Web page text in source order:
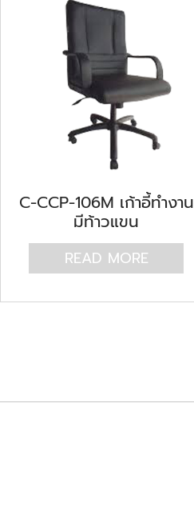
C-CCP-106M เก้าอี้ทำงาน
มีท้าวแขน
READ MORE